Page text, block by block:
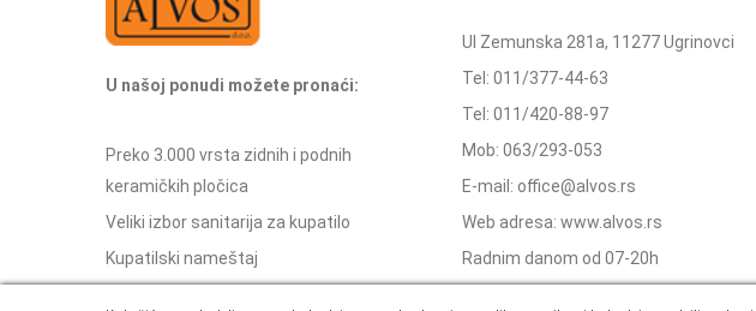
U našoj ponudi možete pronaći:
Preko 3.000 vrsta zidnih i podnih
keramičkih pločica
Veliki izbor sanitarija za kupatilo
Kupatilski nameštaj
Ul Zemunska 281a, 11277 Ugrinovci
Tel: 011/377-44-63
Tel: 011/420-88-97
Mob: 063/293-053
E-mail: office@alvos.rs
Web adresa: www.alvos.rs
Radnim danom od 07-20h